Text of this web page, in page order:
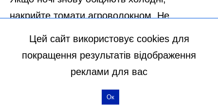
Цей сайт використовує cookies для
покращення результатів відображення
реклами для вас
Ок